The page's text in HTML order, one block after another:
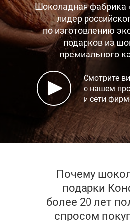
Шоколадная фабрика
лидер
по изготовлению
подарков из
премиального
Смотрите
о нашем
и сети
Почему
подарки
более 20 лет
спросом